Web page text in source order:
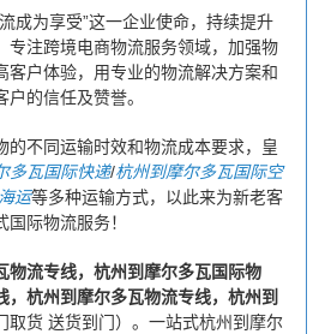
成为享受”这一企业使命，持续提升
专注跨境电商物流服务领域，加强物
客户体验，用专业的物流解决方案和
的信任及赞誉。
的不同运输时效和物流成本要求，皇
多瓦国际快递/杭州到摩尔多瓦国际空
运等多种运输方式，以此来为新老客
际物流服务！
物流专线，杭州到摩尔多瓦国际物
，杭州到摩尔多瓦物流专线，杭州到
取货 送货到门）。一站式杭州到摩尔